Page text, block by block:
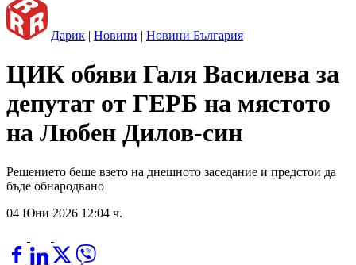
Дарик | Новини | Новини България
ЦИК обяви Галя Василева за
депутат от ГЕРБ на мястото
на Любен Дилов-син
Решението беше взето на днешното заседание и предстои да
бъде обнародвано
04 Юни 2026 12:04 ч.